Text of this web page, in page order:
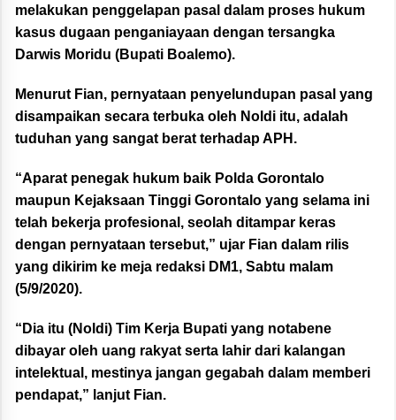
melakukan penggelapan pasal dalam proses hukum
kasus dugaan penganiayaan dengan tersangka
Darwis Moridu (Bupati Boalemo).
Menurut Fian, pernyataan penyelundupan pasal yang
disampaikan secara terbuka oleh Noldi itu, adalah
tuduhan yang sangat berat terhadap APH.
“Aparat penegak hukum baik Polda Gorontalo
maupun Kejaksaan Tinggi Gorontalo yang selama ini
telah bekerja profesional, seolah ditampar keras
dengan pernyataan tersebut,” ujar Fian dalam rilis
yang dikirim ke meja redaksi DM1, Sabtu malam
(5/9/2020).
“Dia itu (Noldi) Tim Kerja Bupati yang notabene
dibayar oleh uang rakyat serta lahir dari kalangan
intelektual, mestinya jangan gegabah dalam memberi
pendapat,” lanjut Fian.